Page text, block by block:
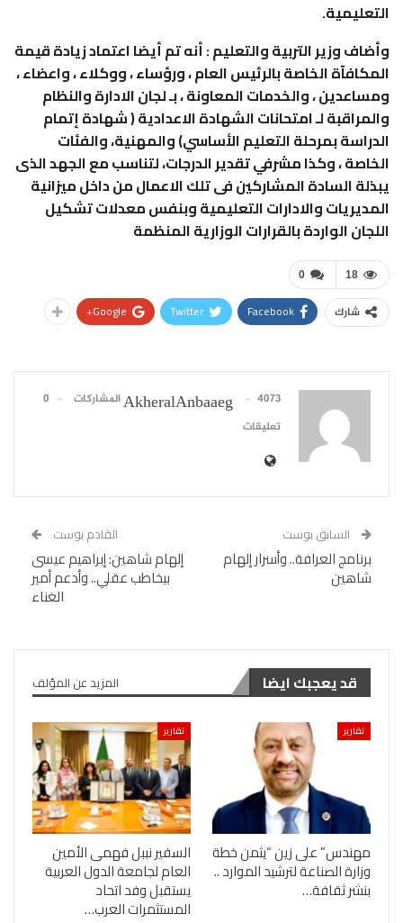
التعليمية.
وأضاف وزير التربية والتعليم : أنه تم أيضا اعتماد زيادة قيمة
المكافآة الخاصة بالرئيس العام ، ورؤساء ، ووكلاء ، واعضاء ،
ومساعدين ، والخدمات المعاونة ، بـ لجان الادارة والنظام
والمراقبة لـ امتحانات الشهادة الاعدادية ( شهادة إتمام
الدراسة بمرحلة التعليم الأساسي) والمهنية، والفئات
الخاصة ، وكذا مشرفي تقدير الدرجات، لتناسب مع الجهد الذى
يبذلة السادة المشاركين فى تلك الاعمال من داخل ميزانية
المديريات والادارات التعليمية وبنفس معدلات تشكيل
اللجان الواردة بالقرارات الوزارية المنظمة
0 18
شارك Facebook
Twitter
Google+
AkheralAnbaaeg 4073 المشاركات
0
تعليقات
السابق بوست
برنامج العرافة.. وأسرار إلهام
شاهين
القادم بوست
إلهام شاهين: إبراهيم عيسى
بيخاطب عقلي.. وأدعم أمير
الغناء
قد يعجبك ايضا المزيد عن المؤلف
تقارير
مهندس” على زين “يثمن خطة
وزارة الصناعة لترشيد الموارد ..
بنشر ثقافة…
تقارير
السفير نببل فهمى الأمين
العام لجامعة الدول العربية
يستقبل وفد اتحاد
المستثمرات العرب…